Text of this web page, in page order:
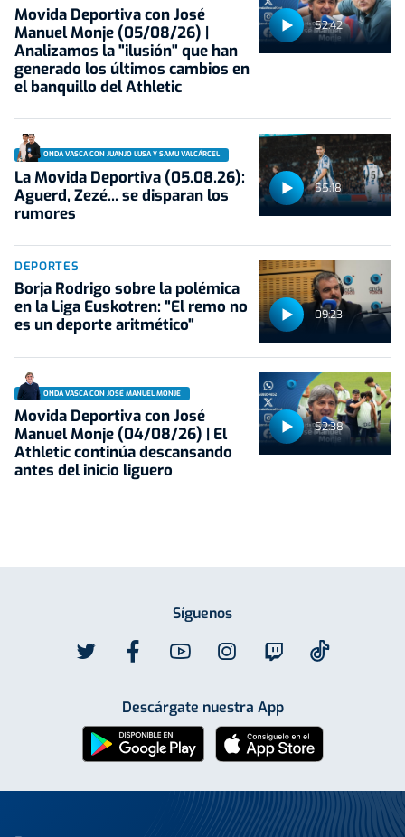
52:42
Movida Deportiva con José
Manuel Monje (05/08/26) |
Analizamos la "ilusión" que han
generado los últimos cambios en
el banquillo del Athletic
55:18
ONDA VASCA CON JUANJO LUSA Y SAMU VALCÁRCEL
La Movida Deportiva (05.08.26):
Aguerd, Zezé... se disparan los
rumores
09:23
DEPORTES
Borja Rodrigo sobre la polémica
en la Liga Euskotren: "El remo no
es un deporte aritmético"
52:38
ONDA VASCA CON JOSÉ MANUEL MONJE
Movida Deportiva con José
Manuel Monje (04/08/26) | El
Athletic continúa descansando
antes del inicio liguero
Síguenos
Descárgate nuestra App